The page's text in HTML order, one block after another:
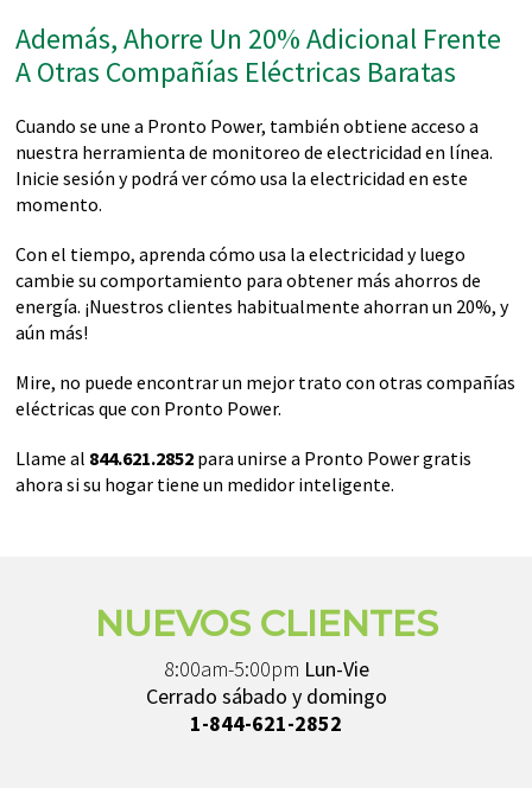
Además, Ahorre Un 20% Adicional Frente
A Otras Compañías Eléctricas Baratas
Cuando se une a Pronto Power, también obtiene acceso a
nuestra herramienta de monitoreo de electricidad en línea.
Inicie sesión y podrá ver cómo usa la electricidad en este
momento.
Con el tiempo, aprenda cómo usa la electricidad y luego
cambie su comportamiento para obtener más ahorros de
energía. ¡Nuestros clientes habitualmente ahorran un 20%, y
aún más!
Mire, no puede encontrar un mejor trato con otras compañías
eléctricas que con Pronto Power.
Llame al 844.621.2852 para unirse a Pronto Power gratis
ahora si su hogar tiene un medidor inteligente.
NUEVOS CLIENTES
8:00am-5:00pm Lun-Vie
Cerrado sábado y domingo
1-844-621-2852